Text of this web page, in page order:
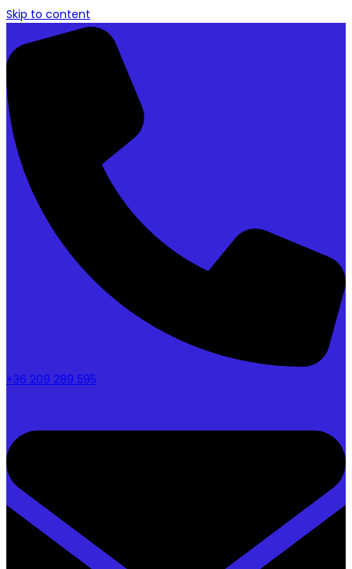
Skip to content
+36 209 289 595